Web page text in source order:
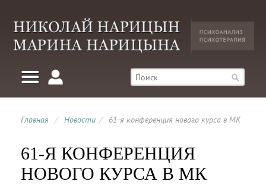
Главная / Новости / 61-я конференция нового курса в МК
61-Я КОНФЕРЕНЦИЯ
НОВОГО КУРСА В МК